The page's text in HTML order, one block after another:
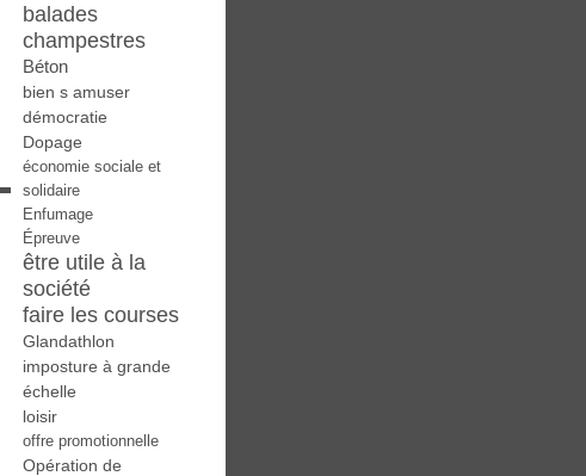
balades
champestres
Béton
bien s amuser
démocratie
Dopage
économie sociale et
solidaire
Enfumage
Épreuve
être utile à la
société
faire les courses
Glandathlon
imposture à grande
échelle
loisir
offre promotionnelle
Opération de